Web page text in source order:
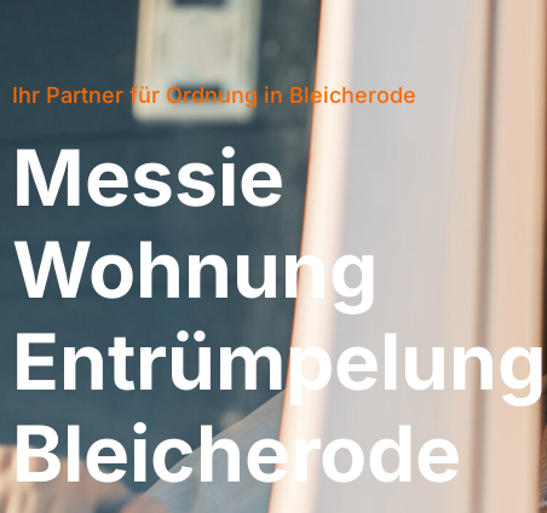
Ihr Partner für Ordnung in Bleicherode
Messie
Wohnung
Entrümpelung
Bleicherode